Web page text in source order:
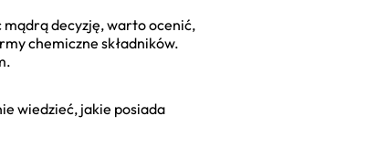
mądrą decyzję, warto ocenić,
chemiczne składników.
wiedzieć, jakie posiada